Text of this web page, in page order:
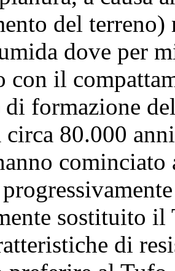
del
dove per
con il
formazione
circa 80.000
sostituito il
di